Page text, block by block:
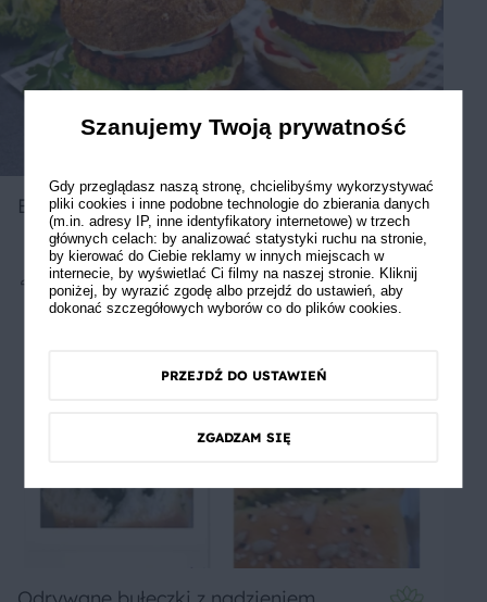
Burger wegetariański z fasoli
Średnie 5
Szanujemy Twoją prywatność
Gdy przeglądasz naszą stronę, chcielibyśmy wykorzystywać
pliki cookies i inne podobne technologie do zbierania danych
(m.in. adresy IP, inne identyfikatory internetowe) w trzech
głównych celach: by analizować statystyki ruchu na stronie,
by kierować do Ciebie reklamy w innych miejscach w
internecie, by wyświetlać Ci filmy na naszej stronie. Kliknij
poniżej, by wyrazić zgodę albo przejdź do ustawień, aby
dokonać szczegółowych wyborów co do plików cookies.
PRZEJDŹ DO USTAWIEŃ
ZGADZAM SIĘ